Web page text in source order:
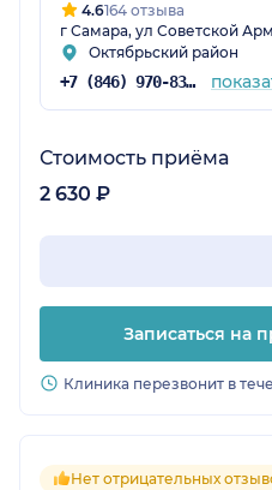
4.6164 отзыва
г Самара, ул Советской
Октябрьский район
+7 (846) 970-83-16
Стоимость приёма
2 630 ₽
Записаться на
Клиника перезвонит в
Нет отрицательных